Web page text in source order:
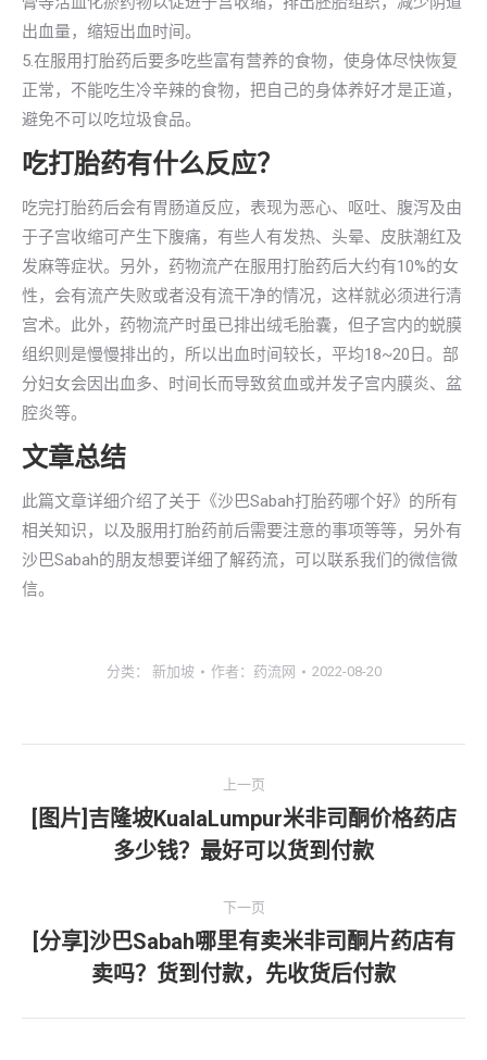
出血量，缩短出血时间。
5.在服用打胎药后要多吃些富有营养的食物，使身体尽快恢复
正常，不能吃生冷辛辣的食物，把自己的身体养好才是正道，
避免不可以吃垃圾食品。
吃打胎药有什么反应？
吃完打胎药后会有胃肠道反应，表现为恶心、呕吐、腹泻及由
于子宫收缩可产生下腹痛，有些人有发热、头晕、皮肤潮红及
发麻等症状。另外，药物流产在服用打胎药后大约有10%的女
性，会有流产失败或者没有流干净的情况，这样就必须进行清
宫术。此外，药物流产时虽已排出绒毛胎囊，但子宫内的蜕膜
组织则是慢慢排出的，所以出血时间较长，平均18~20日。部
分妇女会因出血多、时间长而导致贫血或并发子宫内膜炎、盆
腔炎等。
文章总结
此篇文章详细介绍了关于《沙巴Sabah打胎药哪个好》的所有
相关知识，以及服用打胎药前后需要注意的事项等等，另外有
沙巴Sabah的朋友想要详细了解药流，可以联系我们的微信微
信。
分类： 新加坡 作者： 药流网 2022-08-20
章
上一页
上
一
[图片]吉隆坡KualaLumpur米非司酮价格药店
多少钱？最好可以货到付款
下一页
下
一
文
[分享]沙巴Sabah哪里有卖米非司酮片药店有
卖吗？货到付款，先收货后付款